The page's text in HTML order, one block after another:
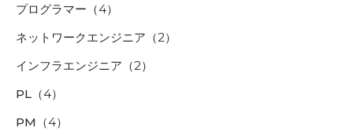
プログラマー （4）
ネットワークエンジニア （2）
インフラエンジニア （2）
PL （4）
PM （4）